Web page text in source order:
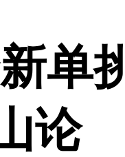
单
论